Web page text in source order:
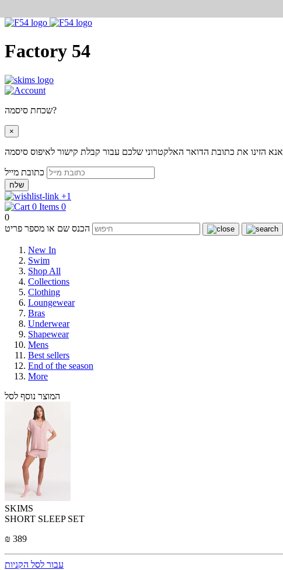
Factory 54
שכחת סיסמה?
×
אנא הזינו את כתובת הדואר האלקטרוני שלכם עבור קבלת קישור לאיפוס סיסמה
שלח
+1
0
0
הכנס שם או מספר פריט
New In
Swim
Shop All
Collections
Clothing
Loungewear
Bras
Underwear
Shapewear
Mens
Best sellers
End of the season
More
המוצר נוסף לסל
SKIMS
SHORT SLEEP SET
₪ 389
עבור לסל הקניות